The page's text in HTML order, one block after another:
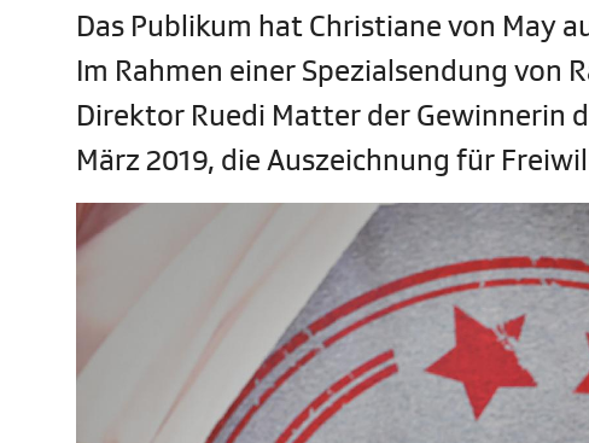
Das Publikum hat Christiane von May
Im Rahmen einer Spezialsendung von
Direktor Ruedi Matter der Gewinnerin
März 2019, die Auszeichnung für